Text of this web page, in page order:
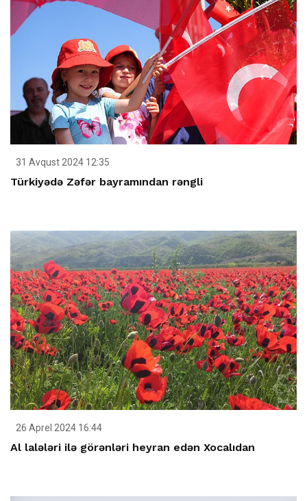
31 Avqust 2024 12:35
Türkiyədə Zəfər bayramından rəngli
26 Aprel 2024 16:44
Al lalələri ilə görənləri heyran edən Xocalıdan